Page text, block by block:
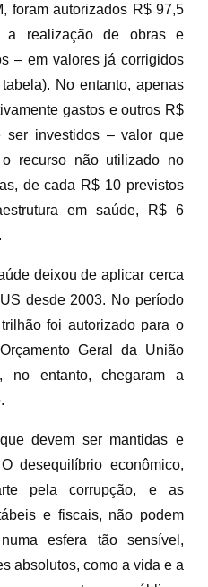
foram autorizados R$ 97,5
a realização de obras e
– em valores já corrigidos
No entanto, apenas
gastos e outros R$
ser investidos – valor que
recurso não utilizado no
de cada R$ 10 previstos
em saúde, R$ 6
deixou de aplicar cerca
desde 2003. No período
foi autorizado para o
Geral da União
no entanto, chegaram a
devem ser mantidas e
desequilíbrio econômico,
pela corrupção, e as
e fiscais, não podem
esfera tão sensível,
absolutos, como a vida e a